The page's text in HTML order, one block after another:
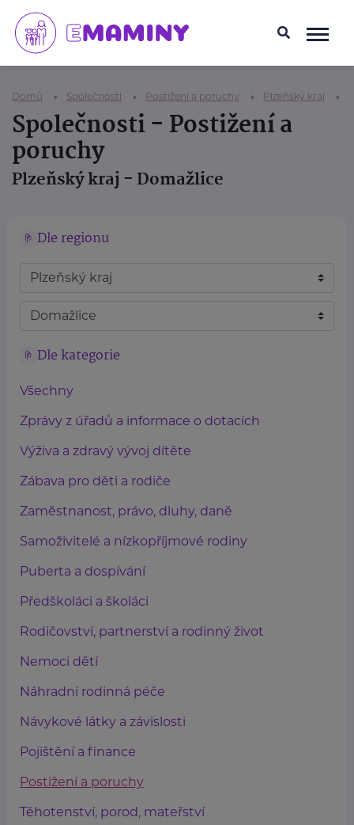
Domů Společnosti Postižení a poruchy Plzeňský kraj
Společnosti - Postižení a
poruchy
Plzeňský kraj - Domažlice
Dle regionu
Dle kategorie
Všechny
Zprávy z úřadů a informace o dotacích
Výživa a zdravý vývoj dítěte
Zábava pro děti a rodiče
Zaměstnanost, právo, dluhy, daně
Samoživitelé a nízkopříjmové rodiny
Puberta a dospívání
Předškoláci a školáci
Rodičovství, partnerství a rodinný život
Nemoci dětí
Náhradní rodinná péče
Návykové látky a závislosti
Pojištění a finance
Postižení a poruchy
Těhotenství, porod, mateřství